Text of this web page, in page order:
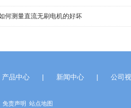
何测量直流无刷电机的好坏
产品中心 | 新闻中心 | 公司
免责声明 站点地图